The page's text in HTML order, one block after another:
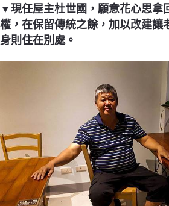
▼現任屋主杜世國，願意花心思拿
權，在保留傳統之餘，加以改建讓
身則住在別處。